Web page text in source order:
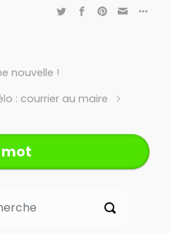
nouvelle !
: courrier au maire
mot